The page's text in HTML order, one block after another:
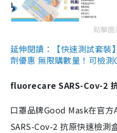
點擊
延伸閱讀：【快速測試套裝
劑優惠 無限購數量！可檢
fluorecare SARS-Cov-2
口罩品牌Good Mask在官
SARS-Cov-2 抗原快速檢測